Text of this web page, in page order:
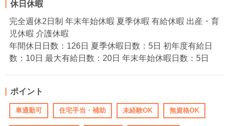
休日休暇
完全週休2日制 年末年始休暇 夏季休暇 有給休暇 出産・育
児休暇 介護休暇
年間休日日数：126日 夏季休暇日数：5日 初年度有給日
数：10日 最大有給日数：20日 年末年始休暇日数：5日
ポイント
車通勤可 住宅手当・補助 未経験OK 無資格OK